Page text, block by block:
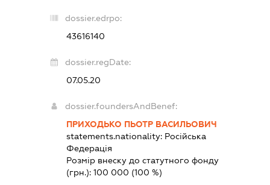
dossier.edrpo:
43616140
dossier.regDate:
07.05.20
dossier.foundersAndBenef:
ПРИХОДЬКО ПЬОТР ВАСИЛЬОВИЧ
statements.nationality: Російська
Федерація
Розмір внеску до статутного фонду
(грн.): 100 000 (100 %)